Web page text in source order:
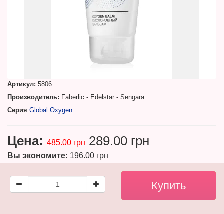
Артикул: 5806
Производитель: Faberlic - Edelstar - Sengara
Серия Global Oxygen
Цена: 485.00 грн 289.00 грн
Вы экономите: 196.00 грн